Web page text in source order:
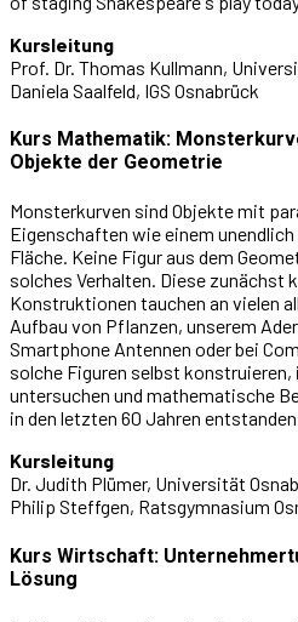
Kursleitung
Prof. Dr. Thomas Kullmann,
Daniela Saalfeld, IGS Osnabrück
Kurs Mathematik:
Objekte der Geometrie
Monsterkurven sind Objekte mit
Eigenschaften wie einem
Fläche. Keine Figur aus dem
solches Verhalten. Diese zunächst
Konstruktionen tauchen an vielen
Aufbau von Pflanzen, unserem
Smartphone Antennen oder bei
solche Figuren selbst
untersuchen und mathematische
in den letzten 60 Jahren
Kursleitung
Dr. Judith Plümer, Universität
Philip Steffgen, Ratsgymnasium
Kurs Wirtschaft:
Lösung